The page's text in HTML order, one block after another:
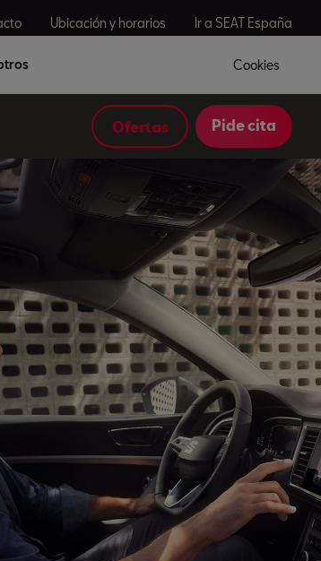
Ubicación y horarios Ir a SEAT España
Cookies
Ofertas Pide cita